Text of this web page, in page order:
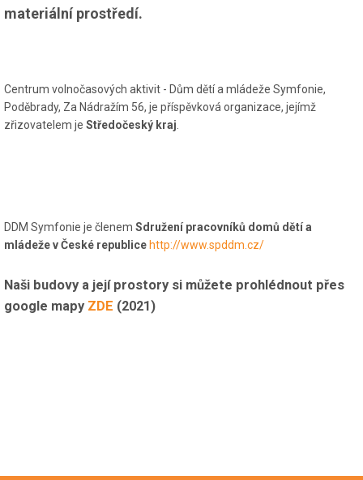
materiální prostředí.
Centrum volnočasových aktivit - Dům dětí a mládeže Symfonie,
Poděbrady, Za Nádražím 56, je příspěvková organizace, jejímž
zřizovatelem je Středočeský kraj
DDM Symfonie je členem Sdružení pracovníků domů dětí a
mládeže v České republice http://www.spddm.cz/
Naši budovy a její prostory si můžete prohlédnout přes
google mapy ZDE (2021)